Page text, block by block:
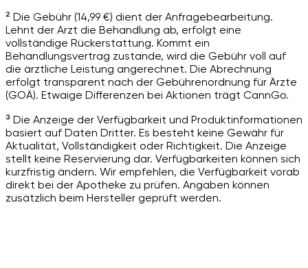
² Die Gebühr (14,99 €) dient der Anfragebearbeitung.
Lehnt der Arzt die Behandlung ab, erfolgt eine
vollständige Rückerstattung. Kommt ein
Behandlungsvertrag zustande, wird die Gebühr voll auf
die ärztliche Leistung angerechnet. Die Abrechnung
erfolgt transparent nach der Gebührenordnung für Ärzte
(GOÄ). Etwaige Differenzen bei Aktionen trägt CannGo.
³ Die Anzeige der Verfügbarkeit und Produktinformationen
basiert auf Daten Dritter. Es besteht keine Gewähr für
Aktualität, Vollständigkeit oder Richtigkeit. Die Anzeige
stellt keine Reservierung dar. Verfügbarkeiten können sich
kurzfristig ändern. Wir empfehlen, die Verfügbarkeit vorab
direkt bei der Apotheke zu prüfen. Angaben können
zusätzlich beim Hersteller geprüft werden.